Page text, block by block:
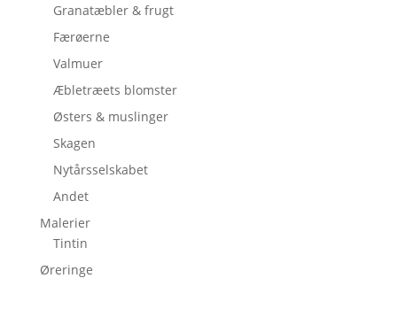
Granatæbler & frugt
Færøerne
Valmuer
Æbletræets blomster
Østers & muslinger
Skagen
Nytårsselskabet
Andet
Malerier
Tintin
Øreringe